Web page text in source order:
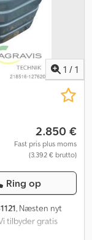
1 / 1
2.850 €
Fast pris plus moms
(3.392 € brutto)
Ring op
, Næsten nyt
tilbyder gratis
på ab-auction